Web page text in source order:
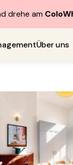
drehe am
Über uns